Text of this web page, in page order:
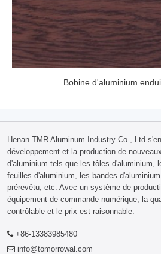
Bobine d'aluminium
Henan TMR Aluminum Industry Co., Ltd
développement et la production de
d'aluminium tels que les tôles d'aluminium,
feuilles d'aluminium, les bandes
prérevêtu, etc. Avec un système de
équipement de commande numérique, la
contrôlable et le prix est raisonnable.
+86-13383985480
info@tomorrowal.com